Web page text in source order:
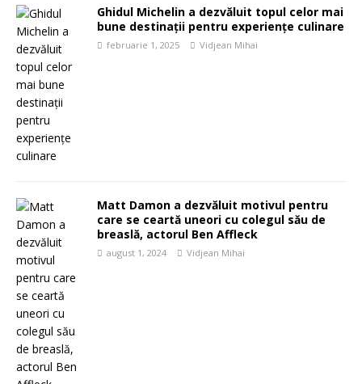
Ghidul Michelin a dezvăluit topul celor mai
bune destinații pentru experiențe culinare
februarie 1, 2025 Vidjean Mihai
Matt Damon a dezvăluit motivul pentru
care se ceartă uneori cu colegul său de
breaslă, actorul Ben Affleck
august 1, 2024 Vidjean Mihai